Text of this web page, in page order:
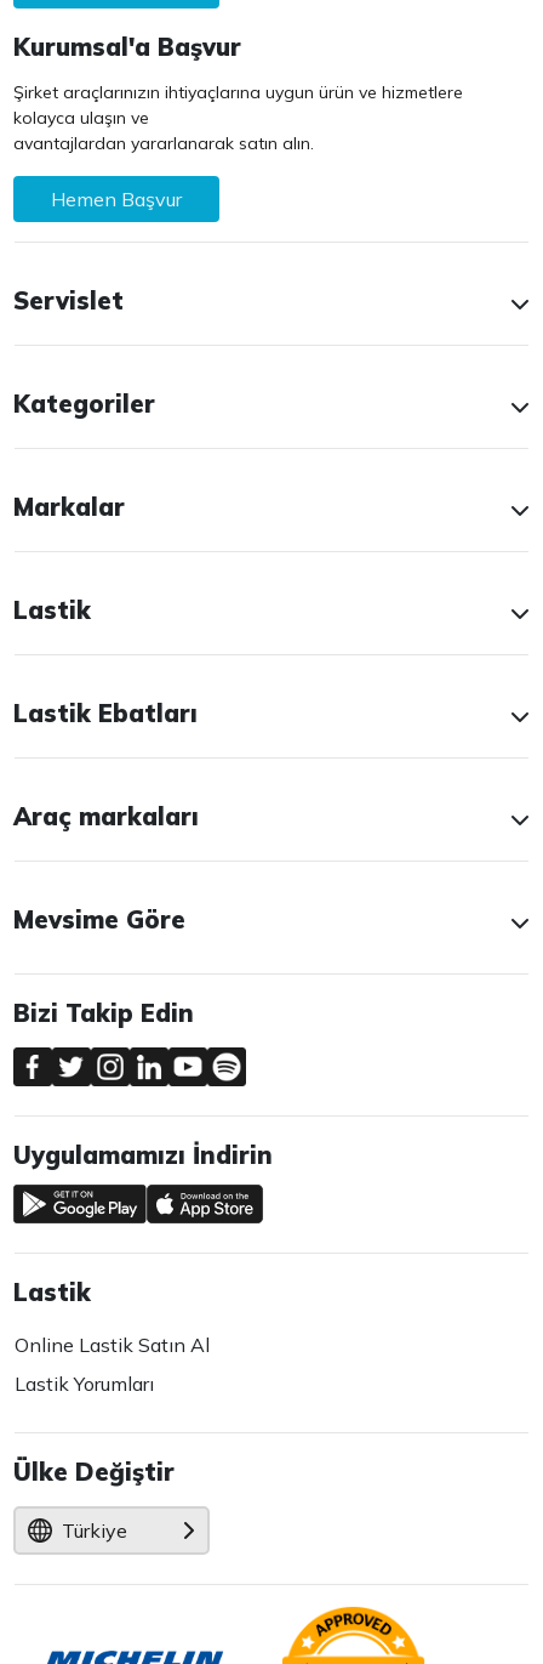
Kurumsal'a Başvur
Şirket araçlarınızın ihtiyaçlarına uygun ürün ve hizmetlere
kolayca ulaşın ve
avantajlardan yararlanarak satın alın.
Hemen Başvur
Servislet
Kategoriler
Markalar
Lastik
Lastik Ebatları
Araç markaları
Mevsime Göre
Bizi Takip Edin
Uygulamamızı İndirin
Lastik
Online Lastik Satın Al
Lastik Yorumları
Ülke Değiştir
Türkiye